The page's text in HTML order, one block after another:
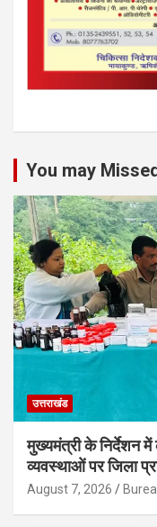
You may Missed
उत्तराखंड
मुख्यमंत्री के निर्देशन में
व्यवस्थाओं पर जिला
August 7, 2026